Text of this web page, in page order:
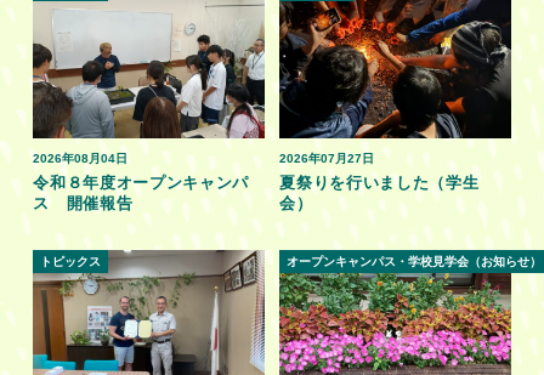
2026年08月04日
令和８年度オープンキャンパ
ス 開催報告
2026年07月27日
夏祭りを行いました（学生
会）
トピックス オープンキャンパス・学校見学会（お知らせ）